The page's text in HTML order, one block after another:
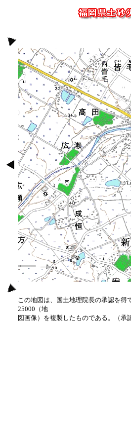
この地図は、国土地理院長の承認を得
25000（地
図画像）を複製したものである。（